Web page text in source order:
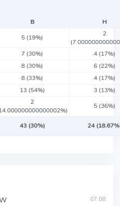
В
Н
5 (19%)
2
7 (30%)
4 (17%)
8 (30%)
6 (22%)
8 (33%)
4 (17%)
13 (54%)
3 (13%)
2
5 (36%)
43 (30%) 24
07.08